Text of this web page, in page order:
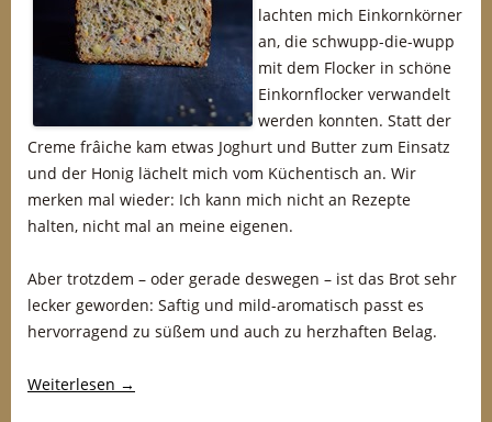
lachten mich Einkornkörner
an, die schwupp-die-wupp
mit dem Flocker in schöne
Einkornflocker verwandelt
werden konnten. Statt der
Creme frâiche kam etwas Joghurt und Butter zum Einsatz
und der Honig lächelt mich vom Küchentisch an. Wir
merken mal wieder: Ich kann mich nicht an Rezepte
halten, nicht mal an meine eigenen.
Aber trotzdem – oder gerade deswegen – ist das Brot sehr
lecker geworden: Saftig und mild-aromatisch passt es
hervorragend zu süßem und auch zu herzhaften Belag.
Weiterlesen →